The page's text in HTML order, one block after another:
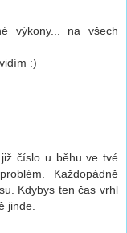
výkony... na všech
:)
číslo u běhu ve tvé
Každopádně
Kdybys ten čas vrhl
jinde.